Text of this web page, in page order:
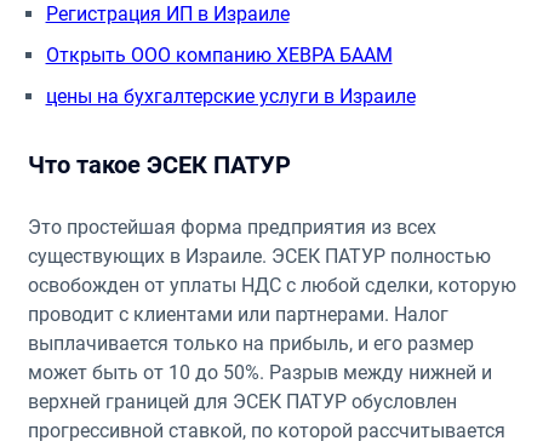
Регистрация ИП в Израиле
Открыть ООО компанию ХЕВРА БААМ
цены на бухгалтерские услуги в Израиле
Что такое ЭСЕК ПАТУР
Это простейшая форма предприятия из всех
существующих в Израиле. ЭСЕК ПАТУР полностью
освобожден от уплаты НДС с любой сделки, которую
проводит с клиентами или партнерами. Налог
выплачивается только на прибыль, и его размер
может быть от 10 до 50%. Разрыв между нижней и
верхней границей для ЭСЕК ПАТУР обусловлен
прогрессивной ставкой, по которой рассчитывается